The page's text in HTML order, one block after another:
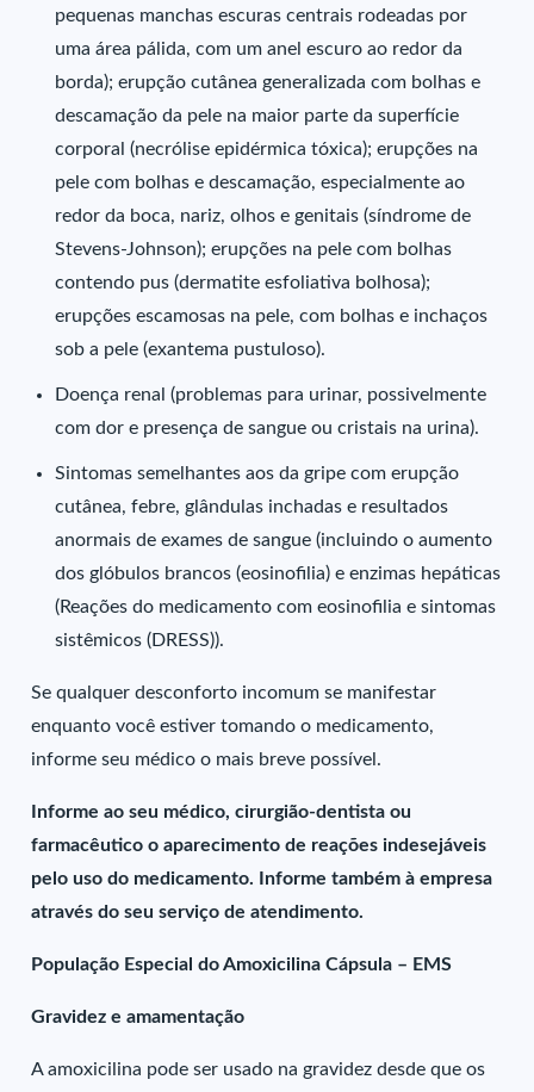
pequenas manchas escuras centrais rodeadas por
uma área pálida, com um anel escuro ao redor da
borda); erupção cutânea generalizada com bolhas e
descamação da pele na maior parte da superfície
corporal (necrólise epidérmica tóxica); erupções na
pele com bolhas e descamação, especialmente ao
redor da boca, nariz, olhos e genitais (síndrome de
Stevens-Johnson); erupções na pele com bolhas
contendo pus (dermatite esfoliativa bolhosa);
erupções escamosas na pele, com bolhas e inchaços
sob a pele (exantema pustuloso).
Doença renal (problemas para urinar, possivelmente
com dor e presença de sangue ou cristais na urina).
Sintomas semelhantes aos da gripe com erupção
cutânea, febre, glândulas inchadas e resultados
anormais de exames de sangue (incluindo o aumento
dos glóbulos brancos (eosinofilia) e enzimas hepáticas
(Reações do medicamento com eosinofilia e sintomas
sistêmicos (DRESS)).
Se qualquer desconforto incomum se manifestar
enquanto você estiver tomando o medicamento,
informe seu médico o mais breve possível.
Informe ao seu médico, cirurgião-dentista ou
farmacêutico o aparecimento de reações indesejáveis
pelo uso do medicamento. Informe também à empresa
através do seu serviço de atendimento.
População Especial do Amoxicilina Cápsula – EMS
Gravidez e amamentação
A amoxicilina pode ser usado na gravidez desde que os